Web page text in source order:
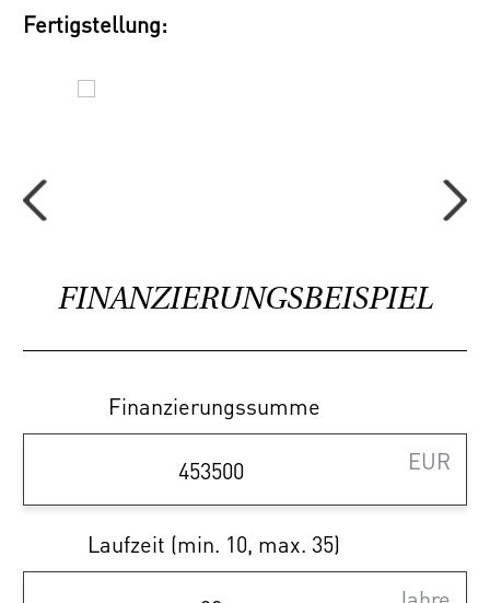
Gleichzeitig genießen Sie die Nähe zu
Uferbereichen der Alten Donau für
Lebensqualität macht ACHT SKRABAL zu
Ihr Vorteil beim Erwerb einer Haring Group
- Provisionsfrei! Alle Eigentumsobjekte
werden ohne Provision (3,6% inkl. MwSt.)
Fertigstellung:
FINANZIERUNGSBEISPIEL
Finanzierungssumme
EUR
Laufzeit (min. 10, max. 35)